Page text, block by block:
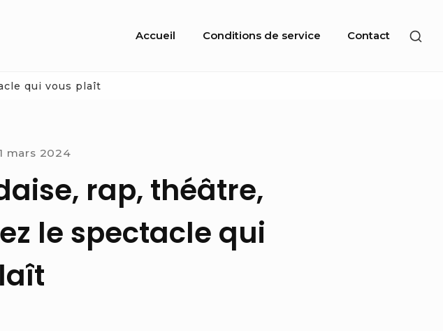
Site
Accueil Conditions de service Contact
qui vous plaît
mars 2024
rap, théâtre,
le spectacle qui